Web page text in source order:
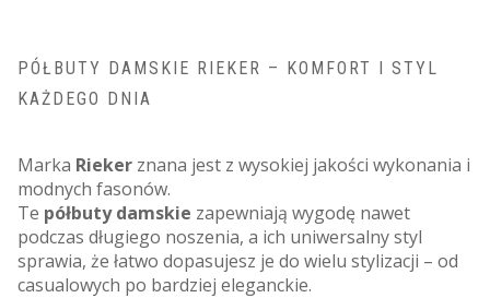
PÓŁBUTY DAMSKIE RIEKER – KOMFORT I STYL
KAŻDEGO DNIA
Marka Rieker znana jest z wysokiej jakości wykonania i
modnych fasonów.
Te półbuty damskie zapewniają wygodę nawet
podczas długiego noszenia, a ich uniwersalny styl
sprawia, że łatwo dopasujesz je do wielu stylizacji – od
casualowych po bardziej eleganckie.